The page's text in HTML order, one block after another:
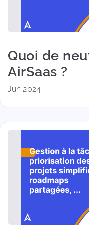
Quoi de
AirSaas ?
Jun 2024